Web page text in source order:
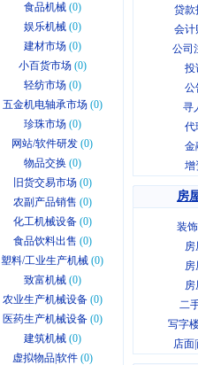
食品机械 (0)
娱乐机械 (0)
建材市场 (0)
小百货市场 (0)
轻纺市场 (0)
五金机电轴承市场 (0)
珍珠市场 (0)
网站/软件研发 (0)
物品交换 (0)
旧货交易市场 (0)
农副产品销售 (0)
化工机械设备 (0)
食品饮料出售 (0)
塑料/工业生产机械 (0)
致富机械 (0)
农业生产机械设备 (0)
医药生产机械设备 (0)
建筑机械 (0)
虚拟物品|软件 (0)
贷款
会计
公司
投
公
寻
代
金
增
房
装
房
房
房
二
写字
店面